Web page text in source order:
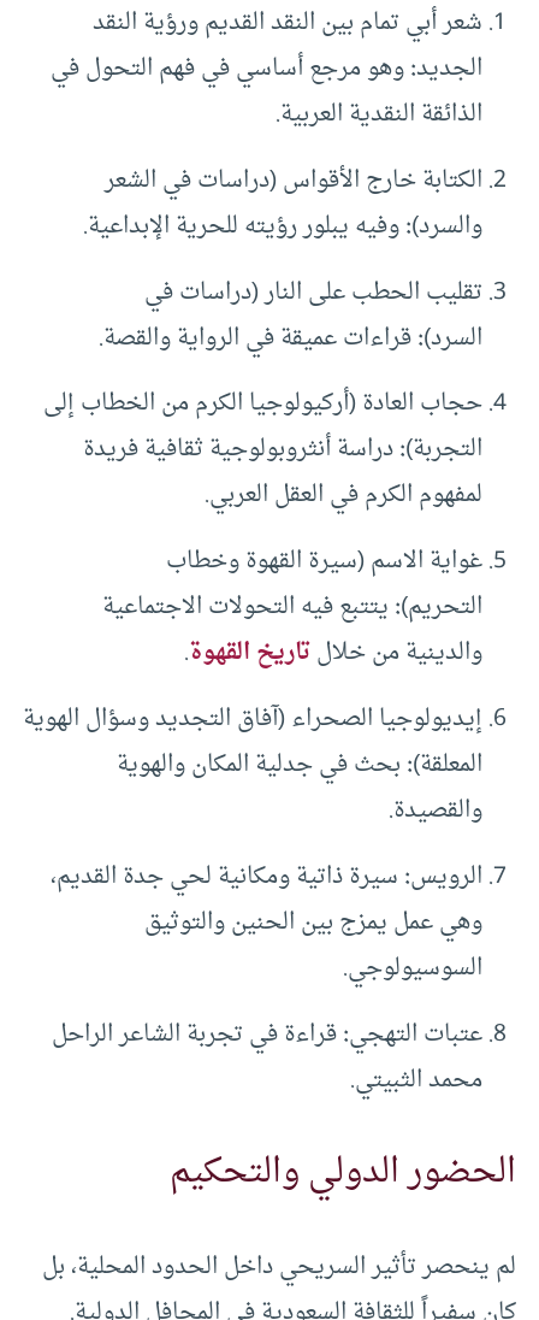
شعر أبي تمام بين النقد القديم ورؤية النقد
الجديد:وهو مرجع أساسي في فهم التحول في
الذائقة النقدية العربية.
الكتابة خارج الأقواس (دراسات في الشعر
والسرد):وفيه يبلور رؤيته للحرية الإبداعية.
تقليب الحطب على النار (دراسات في
السرد):قراءات عميقة في الرواية والقصة.
حجاب العادة (أركيولوجيا الكرم من الخطاب إلى
التجربة):دراسة أنثروبولوجية ثقافية فريدة
لمفهوم الكرم في العقل العربي.
غواية الاسم (سيرة القهوة وخطاب
التحريم):يتتبع فيه التحولات الاجتماعية
والدينية من خلالتاريخ القهوة.
إيديولوجيا الصحراء (آفاق التجديد وسؤال الهوية
المعلقة):بحث في جدلية المكان والهوية
والقصيدة.
الرويس:سيرة ذاتية ومكانية لحي جدة القديم،
وهي عمل يمزج بين الحنين والتوثيق
السوسيولوجي.
عتبات التهجي:قراءة في تجربة الشاعر الراحل
محمد الثبيتي.
الحضور الدولي والتحكيم
لم ينحصر تأثير السريحي داخل الحدود المحلية، بل